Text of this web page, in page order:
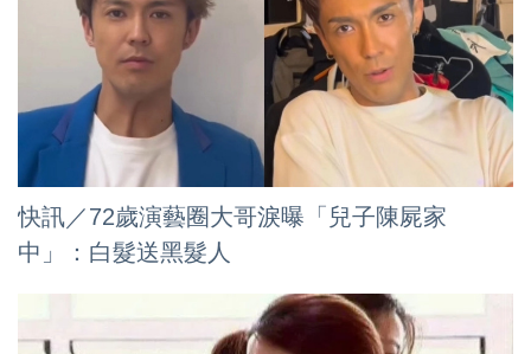
快訊／72歲演藝圈大哥淚曝「兒子陳屍家
中」：白髮送黑髮人